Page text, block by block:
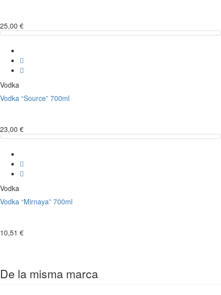
25,00 €
Vodka
Vodka “Source” 700ml
23,00 €
Vodka
Vodka “Mirnaya” 700ml
10,51 €
De la misma marca